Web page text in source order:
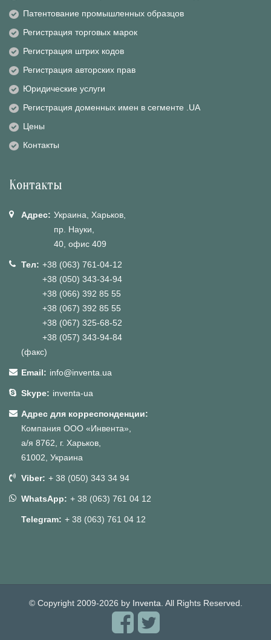
Патентование промышленных образцов
Регистрация торговых марок
Регистрация штрих кодов
Регистрация авторских прав
Юридические услуги
Регистрация доменных имен в сегменте .UA
Цены
Контакты
Контакты
Адрес: Украина, Харьков,
пр. Науки,
40, офис 409
Тел: +38 (063) 761-04-12
+38 (050) 343-34-94
+38 (066) 392 85 55
+38 (067) 392 85 55
+38 (067) 325-68-52
+38 (057) 343-94-84
(факс)
Email: info@inventa.ua
Skype: inventa-ua
Адрес для корреспонденции:
Компания ООО «Инвента»,
а/я 8762, г. Харьков,
61002, Украина
Viber: + 38 (050) 343 34 94
WhatsApp: + 38 (063) 761 04 12
Telegram: + 38 (063) 761 04 12
© Copyright 2009-2026 by Inventa . All Rights Reserved.